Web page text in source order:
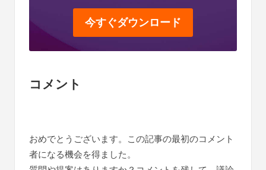
今すぐダウンロード
読
の
イ
コメント
おめでとうございます。この記事の最初のコメント
者になる機会を得ました。